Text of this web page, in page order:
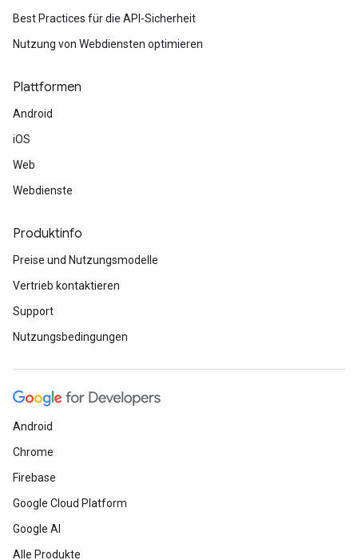
Best Practices für die API-Sicherheit
Nutzung von Webdiensten optimieren
Plattformen
Android
iOS
Web
Webdienste
Produktinfo
Preise und Nutzungsmodelle
Vertrieb kontaktieren
Support
Nutzungsbedingungen
Android
Chrome
Firebase
Google Cloud Platform
Google AI
Alle Produkte